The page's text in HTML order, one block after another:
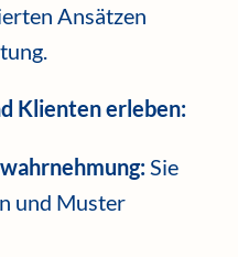
Ansätzen
Klienten erleben:
Sie
und Muster